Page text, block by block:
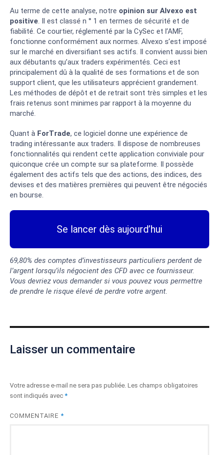
Au terme de cette analyse, notre opinion sur Alvexo est
positive. Il est classé n ° 1 en termes de sécurité et de
fiabilité. Ce courtier, réglementé par la CySec et l’AMF,
fonctionne conformément aux normes. Alvexo s’est imposé
sur le marché en diversifiant ses actifs. Il convient aussi bien
aux débutants qu’aux traders expérimentés. Ceci est
principalement dû à la qualité de ses formations et de son
support client, que les utilisateurs apprécient grandement.
Les méthodes de dépôt et de retrait sont très simples et les
frais retenus sont minimes par rapport à la moyenne du
marché.
Quant à ForTrade, ce logiciel donne une expérience de
trading intéressante aux traders. Il dispose de nombreuses
fonctionnalités qui rendent cette application conviviale pour
quiconque crée un compte sur sa plateforme. Il possède
également des actifs tels que des actions, des indices, des
devises et des matières premières qui peuvent être négociés
en bourse.
Se lancer dès aujourd’hui
69,80% des comptes d’investisseurs particuliers perdent de
l’argent lorsqu’ils négocient des CFD avec ce fournisseur.
Vous devriez vous demander si vous pouvez vous permettre
de prendre le risque élevé de perdre votre argent.
Laisser un commentaire
Votre adresse e-mail ne sera pas publiée. Les champs obligatoires
sont indiqués avec *
COMMENTAIRE *